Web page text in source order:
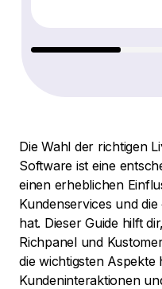
Die Wahl der richtigen
Software ist eine
einen erheblichen
Kundenservices und
hat. Dieser Guide hilft
Richpanel und
die wichtigsten
Kundeninteraktionen